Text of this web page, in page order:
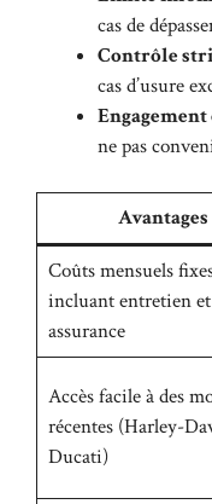
cas de
Contrôle
cas d’usure
ne pas
Avantages
Coûts mensuels
incluant entretien et
assurance
Accès facile à des
récentes (Harley-
Ducati)